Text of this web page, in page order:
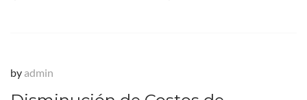
by admin